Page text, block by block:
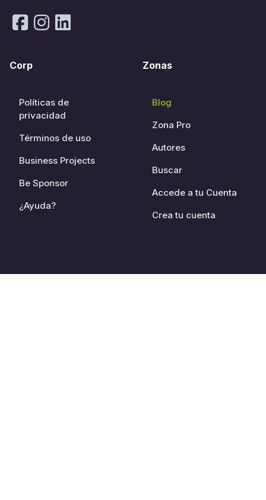
Corp
Políticas de
privacidad
Términos de uso
Business Projects
Be Sponsor
¿Ayuda?
Zonas
Blog
Zona Pro
Autores
Buscar
Accede a tu Cuenta
Crea tu cuenta